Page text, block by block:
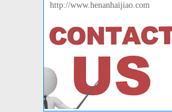
http://www.henanhaijiao.com